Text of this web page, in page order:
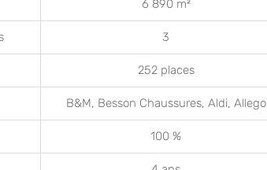
6 890 m²
3
252 places
B&M, Besson Chaussures, Aldi, Allego
100 %